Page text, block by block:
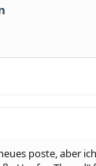
poste, aber